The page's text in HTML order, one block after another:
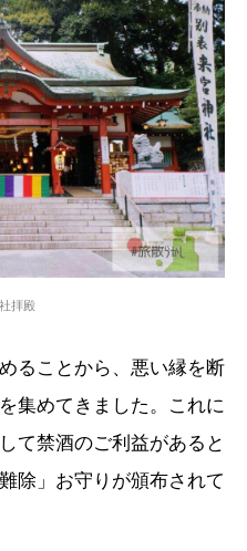
拝殿
ることから、悪い縁を断
集めてきました。これに
て禁酒のご利益があると
除」お守りが頒布されて